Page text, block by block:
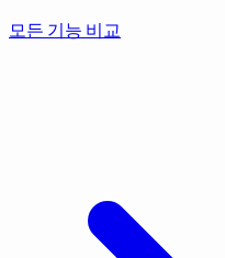
모든 기능 비교